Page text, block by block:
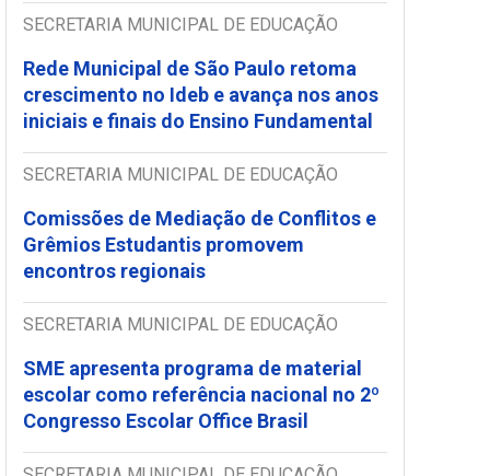
SECRETARIA MUNICIPAL DE EDUCAÇÃO
Rede Municipal de São Paulo retoma
crescimento no Ideb e avança nos anos
iniciais e finais do Ensino Fundamental
SECRETARIA MUNICIPAL DE EDUCAÇÃO
Comissões de Mediação de Conflitos e
Grêmios Estudantis promovem
encontros regionais
SECRETARIA MUNICIPAL DE EDUCAÇÃO
SME apresenta programa de material
escolar como referência nacional no 2º
Congresso Escolar Office Brasil